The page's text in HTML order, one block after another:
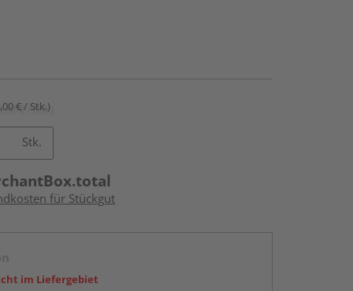
€ / Stk.)
Stk.
für Stückgut
im Liefergebiet